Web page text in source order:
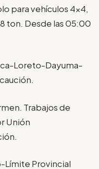
para vehículos 4x4,
ton. Desde las 05:00
Loreto-Dayuma-
Trabajos de
Unión
Límite Provincial